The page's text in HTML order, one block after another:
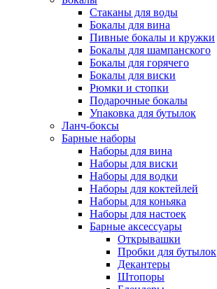
Стаканы для воды
Бокалы для вина
Пивные бокалы и кружки
Бокалы для шампанского
Бокалы для горячего
Бокалы для виски
Рюмки и стопки
Подарочные бокалы
Упаковка для бутылок
Ланч-боксы
Барные наборы
Наборы для вина
Наборы для виски
Наборы для водки
Наборы для коктейлей
Наборы для коньяка
Наборы для настоек
Барные аксессуары
Открывашки
Пробки для бутылок
Декантеры
Штопоры